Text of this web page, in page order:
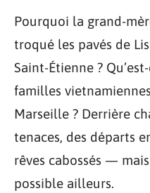
Pourquoi la grand-
troqué les pavés de
Saint-Étienne ?
familles
Marseille ? Derrière
tenaces, des départs
rêves cabossés —
possible ailleurs.